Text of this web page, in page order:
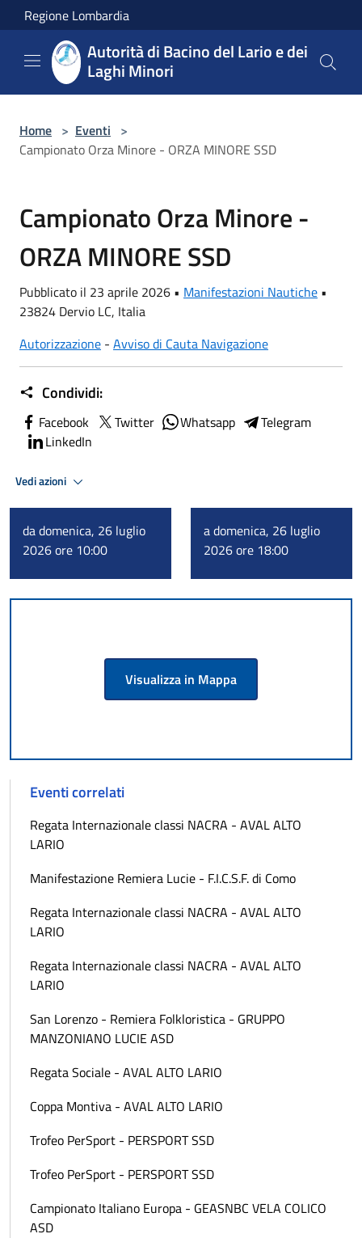
Salta al contenuto principale
Regione Lombardia
Autorità di Bacino del Lario e dei
Laghi Minori
Home > Eventi >
Campionato Orza Minore - ORZA MINORE SSD
Campionato Orza Minore -
ORZA MINORE SSD
Pubblicato il 23 aprile 2026 • Manifestazioni Nautiche •
23824 Dervio LC, Italia
Autorizzazione - Avviso di Cauta Navigazione
Condividi:
Facebook Twitter Whatsapp
Telegram
LinkedIn
Vedi azioni
da domenica, 26 luglio
2026 ore 10:00
a domenica, 26 luglio
2026 ore 18:00
Visualizza in Mappa
Eventi correlati
Regata Internazionale classi NACRA - AVAL ALTO
LARIO
Manifestazione Remiera Lucie - F.I.C.S.F. di Como
Regata Internazionale classi NACRA - AVAL ALTO
LARIO
Regata Internazionale classi NACRA - AVAL ALTO
LARIO
San Lorenzo - Remiera Folkloristica - GRUPPO
MANZONIANO LUCIE ASD
Regata Sociale - AVAL ALTO LARIO
Coppa Montiva - AVAL ALTO LARIO
Trofeo PerSport - PERSPORT SSD
Trofeo PerSport - PERSPORT SSD
Campionato Italiano Europa - GEASNBC VELA COLICO
ASD